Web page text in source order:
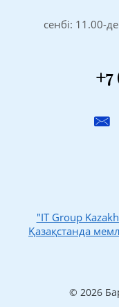
сенбі: 11.00-
+7
"IT Group
Қазақстанда
© 2026